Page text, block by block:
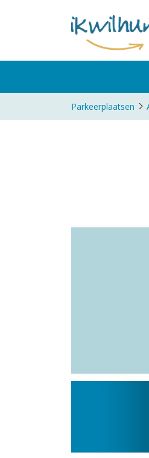
Parkeerplaatsen